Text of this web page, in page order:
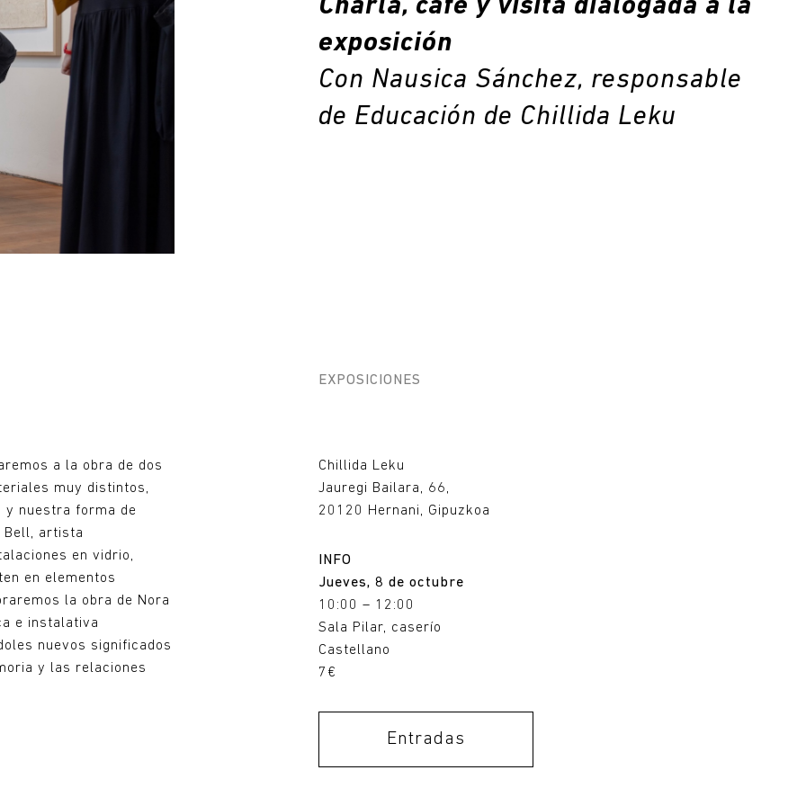
Charla, café y visita dialogada a la
exposición
Con Nausica Sánchez, responsable
de Educación de Chillida Leku
EXPOSICIONES
a la obra de dos
muy distintos,
nuestra forma de
Bell, artista
en vidrio,
en elementos
la obra de Nora
e instalativa
nuevos significados
y las relaciones
Chillida Leku
Jauregi Bailara, 66,
20120 Hernani, Gipuzkoa
INFO
Jueves, 8 de octubre
10:00 – 12:00
Sala Pilar, caserío
Castellano
7€
Entradas